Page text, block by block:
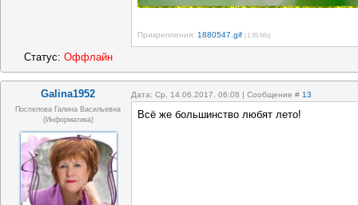
Прикрепления: 1880547.gif (1.95 Mb)
Статус: Оффлайн
Galina1952 Дата: Ср, 14.06.2017, 06:08 | Сообщение # 13
Поспелова Галина Васильевна
(информатика)
Всё же большинство любят лето!